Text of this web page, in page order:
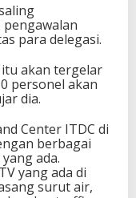
para delegasi.
akan tergelar
personel akan
dia.
Center ITDC di
berbagai
ada.
yang ada di
surut air,